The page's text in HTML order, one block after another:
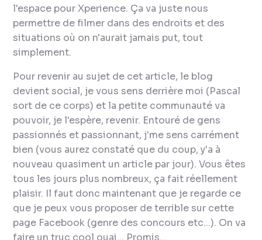
l'espace pour Xperience. Ça va juste nous
permettre de filmer dans des endroits et des
situations où on n'aurait jamais put, tout
simplement.
Pour revenir au sujet de cet article, le blog
devient social, je vous sens derrière moi (Pascal
sort de ce corps) et la petite communauté va
pouvoir, je l'espère, revenir. Entouré de gens
passionnés et passionnant, j'me sens carrément
bien (vous aurez constaté que du coup, y'a à
nouveau quasiment un article par jour). Vous êtes
tous les jours plus nombreux, ça fait réellement
plaisir. Il faut donc maintenant que je regarde ce
que je peux vous proposer de terrible sur cette
page Facebook (genre des concours etc...). On va
faire un truc cool ouai... Promis...